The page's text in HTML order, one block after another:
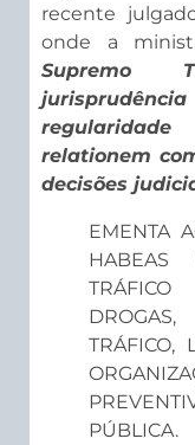
recente
onde a
Supremo
relationem
decisões
EMENTA
HABEAS
TRÁFICO,
PÚBLICA.